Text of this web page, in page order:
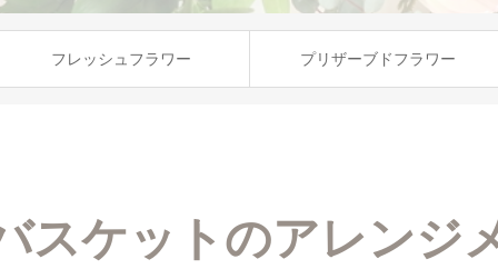
フレッシュフラワー プリザーブドフラワー
スケットのアレンジ